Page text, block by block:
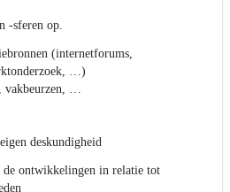
-sferen op.
(internetforums,
…)
vakbeurzen, …
deskundigheid
ontwikkelingen in relatie tot